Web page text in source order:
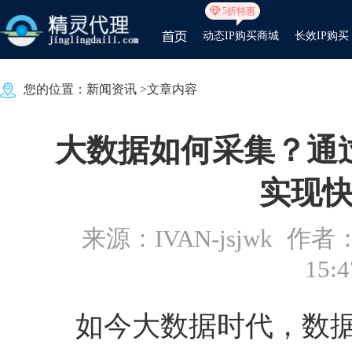
5折特惠
动态IP购买商城 长效IP购买
您的位置： 新闻资讯 >文章内容
大数据如何采集？
实现
来源：IVAN-jsjwk 作者
如今大数据时代，数